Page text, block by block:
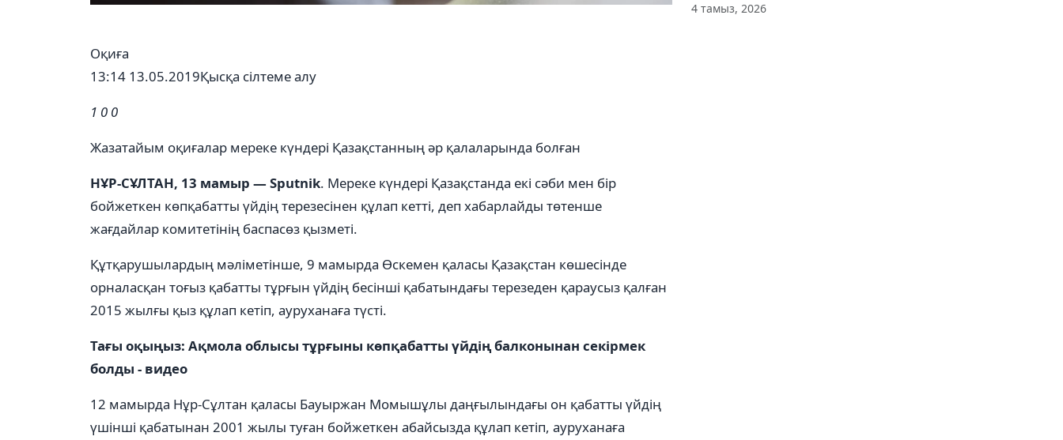
Оқиға
13:14 13.05.2019Қысқа сілтеме алу
1 0 0
Жазатайым оқиғалар мереке күндері Қазақстанның әр қалаларында болған
НҰР-СҰЛТАН, 13 мамыр — Sputnik. Мереке күндері Қазақстанда екі сәби мен бір
бойжеткен көпқабатты үйдің терезесінен құлап кетті, деп хабарлайды төтенше
жағдайлар комитетінің баспасөз қызметі.
Құтқарушылардың мәліметінше, 9 мамырда Өскемен қаласы Қазақстан көшесінде
орналасқан тоғыз қабатты тұрғын үйдің бесінші қабатындағы терезеден қараусыз қалған
2015 жылғы қыз құлап кетіп, ауруханаға түсті.
Тағы оқыңыз: Ақмола облысы тұрғыны көпқабатты үйдің балконынан секірмек
болды - видео
12 мамырда Нұр-Сұлтан қаласы Бауыржан Момышұлы даңғылындағы он қабатты үйдің
үшінші қабатынан 2001 жылы туған бойжеткен абайсызда құлап кетіп, ауруханаға
4 тамыз, 2026